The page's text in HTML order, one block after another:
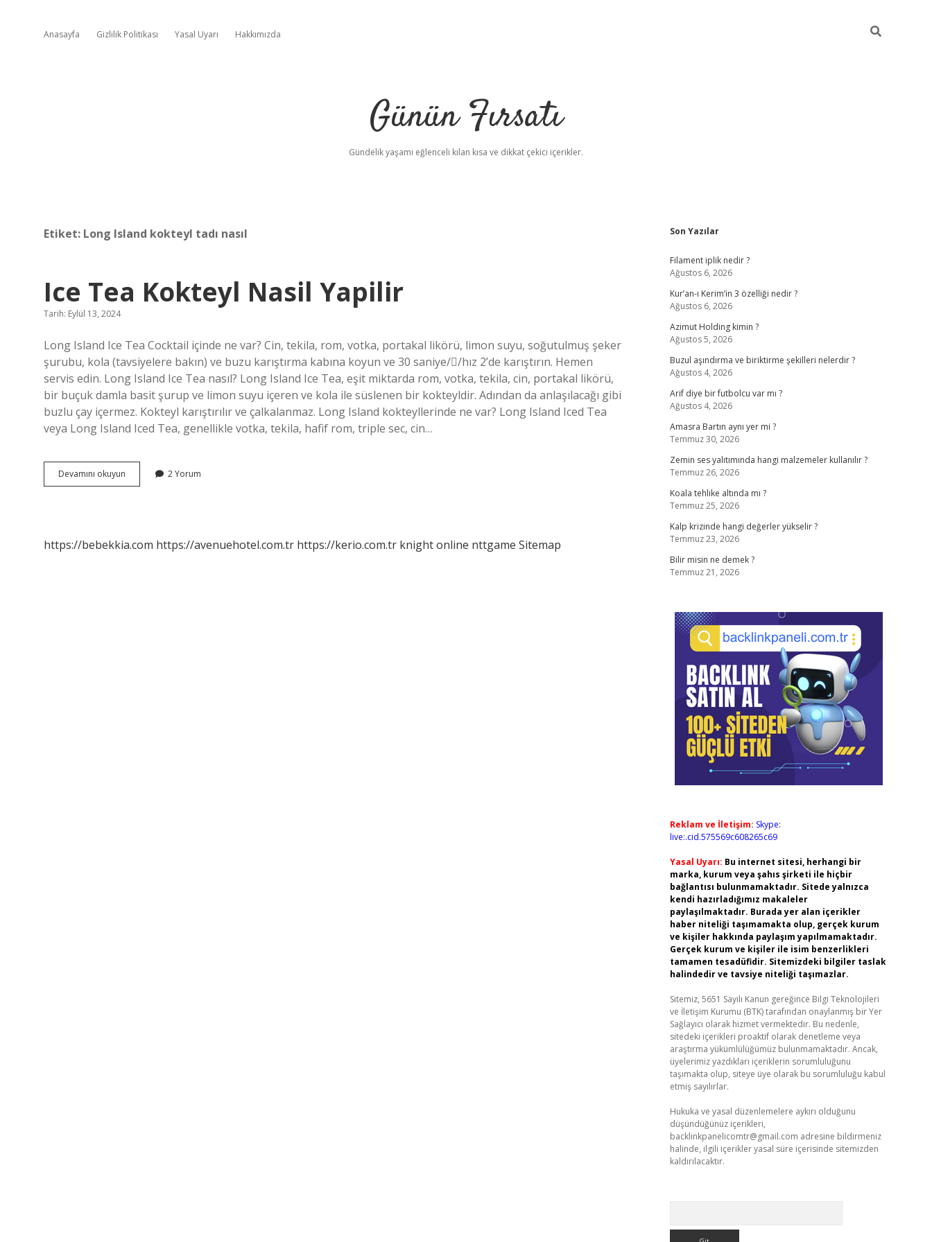
Anasayfa Gizlilik Politikası Yasal Uyarı Hakkımızda
Günün Fırsatı
Gündelik yaşamı eğlenceli kılan kısa ve dikkat çekici içerikler.
Etiket: Long Island kokteyl tadı nasıl
Ice Tea Kokteyl Nasil Yapilir
Tarih: Eylül 13, 2024
Long Island Ice Tea Cocktail içinde ne var? Cin, tekila, rom, votka, portakal likörü, limon suyu, soğutulmuş şeker
şurubu, kola (tavsiyelere bakın) ve buzu karıştırma kabına koyun ve 30 saniye//hız 2’de karıştırın. Hemen
servis edin. Long Island Ice Tea nasıl? Long Island Ice Tea, eşit miktarda rom, votka, tekila, cin, portakal likörü,
bir buçuk damla basit şurup ve limon suyu içeren ve kola ile süslenen bir kokteyldir. Adından da anlaşılacağı gibi
buzlu çay içermez. Kokteyl karıştırılır ve çalkalanmaz. Long Island kokteyllerinde ne var? Long Island Iced Tea
veya Long Island Iced Tea, genellikle votka, tekila, hafif rom, triple sec, cin…
Devamını okuyun
Tea
2 Yorum
https://bebekkia.com https://avenuehotel.com.tr https://kerio.com.tr knight online nttgame Sitemap
Sidebar
Son Yazılar
Filament iplik nedir ?
Ağustos 6, 2026
Kur’an-ı Kerim’in 3 özelliği nedir ?
Ağustos 6, 2026
Azimut Holding kimin ?
Ağustos 5, 2026
Buzul aşındırma ve biriktirme şekilleri nelerdir ?
Ağustos 4, 2026
Arif diye bir futbolcu var mı ?
Ağustos 4, 2026
Amasra Bartın aynı yer mi ?
Temmuz 30, 2026
Zemin ses yalıtımında hangi malzemeler kullanılır ?
Temmuz 26, 2026
Koala tehlike altında mı ?
Temmuz 25, 2026
Kalp krizinde hangi değerler yükselir ?
Temmuz 23, 2026
Bilir misin ne demek ?
Temmuz 21, 2026
Reklam ve İletişim: Skype:
live:.cid.575569c608265c69
Yasal Uyarı: Bu internet sitesi, herhangi bir
marka, kurum veya şahıs şirketi ile hiçbir
bağlantısı bulunmamaktadır. Sitede yalnızca
kendi hazırladığımız makaleler
paylaşılmaktadır. Burada yer alan içerikler
haber niteliği taşımamakta olup, gerçek kurum
ve kişiler hakkında paylaşım yapılmamaktadır.
Gerçek kurum ve kişiler ile isim benzerlikleri
tamamen tesadüfidir. Sitemizdeki bilgiler taslak
halindedir ve tavsiye niteliği taşımazlar.
Sitemiz, 5651 Sayılı Kanun gereğince Bilgi Teknolojileri
ve İletişim Kurumu (BTK) tarafından onaylanmış bir Yer
Sağlayıcı olarak hizmet vermektedir. Bu nedenle,
sitedeki içerikleri proaktif olarak denetleme veya
araştırma yükümlülüğümüz bulunmamaktadır. Ancak,
üyelerimiz yazdıkları içeriklerin sorumluluğunu
taşımakta olup, siteye üye olarak bu sorumluluğu kabul
etmiş sayılırlar.
Hukuka ve yasal düzenlemelere aykırı olduğunu
düşündüğünüz içerikleri,
backlinkpanelicomtr@gmail.com adresine bildirmeniz
halinde, ilgili içerikler yasal süre içerisinde sitemizden
kaldırılacaktır.
vdcasino güncel giriş